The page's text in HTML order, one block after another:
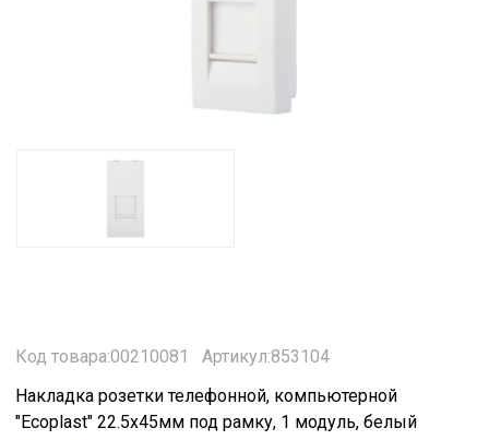
Код товара:00210081
Артикул:853104
Накладка розетки телефонной, компьютерной
"Ecoplast" 22.5х45мм под рамку, 1 модуль, белый